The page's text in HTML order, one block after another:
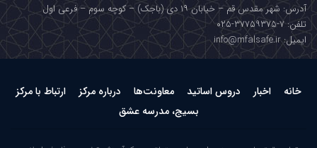
آدرس: شهر مقدس قم – خیابان ۱۹ دی (باجک) – کوچه سوم – فرعی اول
تلفن: ۷-۳۷۷۵۹۳۷۵-۰۲۵
ایمیل: info@mfalsafe.ir
خانه اخبار دروس اساتید معاونت‌ها درباره مرکز
ارتباط با مرکز
بسیج، مدرسه عشق